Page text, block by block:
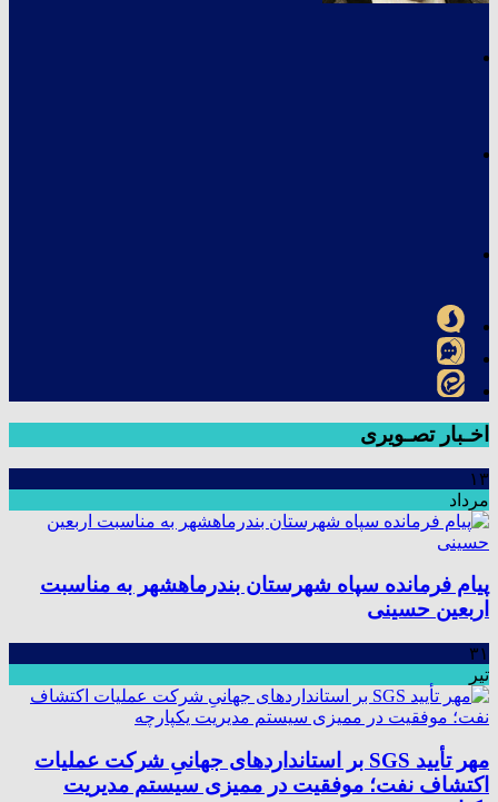
اخـبار تصـویری
۱۳
مرداد
پیام فرمانده سپاه شهرستان بندرماهشهر به مناسبت
اربعین حسینی
۳۱
تیر
مهر تأیید SGS بر استانداردهای جهانیِ شرکت عملیات
اکتشاف نفت؛ موفقیت در ممیزی سیستم مدیریت